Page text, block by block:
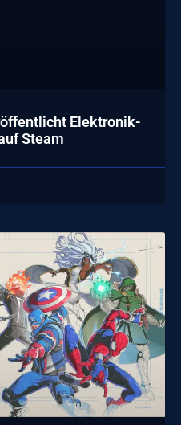
Elektronik-
Steam